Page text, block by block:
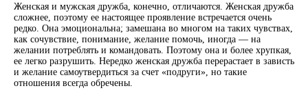
Женская и мужская дружба, конечно, отличаются. Женская дружба
сложнее, поэтому ее настоящее проявление встречается очень
редко. Она эмоциональна; замешана во многом на таких чувствах,
как сочувствие, понимание, желание помочь, иногда ― на
желании потреблять и командовать. Поэтому она и более хрупкая,
ее легко разрушить. Нередко женская дружба перерастает в зависть
и желание самоутвердиться за счет «подруги», но такие
отношения всегда обречены.